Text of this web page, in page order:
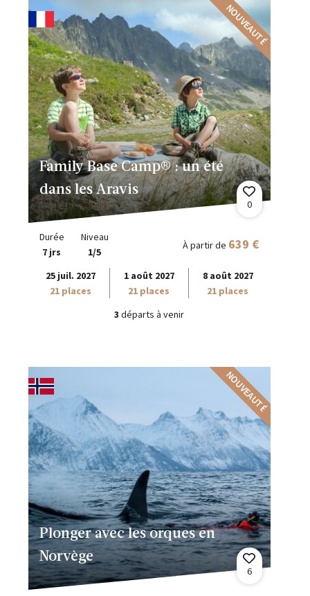
NOUVEAUTÉ
Family Base Camp® : un été
dans les Aravis
0
Durée
7 jrs
Niveau
1/5
À partir de 639 €
25 juil. 2027
21 places
1 août 2027
21 places
8 août 2027
21 places
3 départs à venir
NOUVEAUTÉ
Plonger avec les orques en
Norvège
6